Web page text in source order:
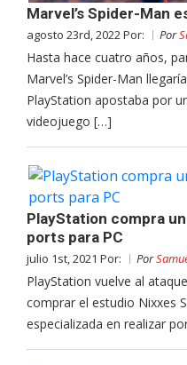
Marvel’s Spider-Man
agosto 23rd, 2022 Por: Por
Hasta hace cuatro años,
Marvel’s Spider-Man
PlayStation apostaba por
videojuego […]
PlayStation compra
ports para PC
julio 1st, 2021 Por: Por
PlayStation vuelve al
comprar el estudio Nixxes
especializada en realizar